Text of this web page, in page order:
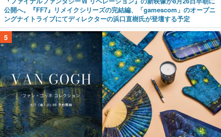
公開へ。『FF7』リメイクシリーズの完結編、「gamescom」のオープニ
ングナイトライブにてディレクターの浜口直樹氏が登壇する予定
5